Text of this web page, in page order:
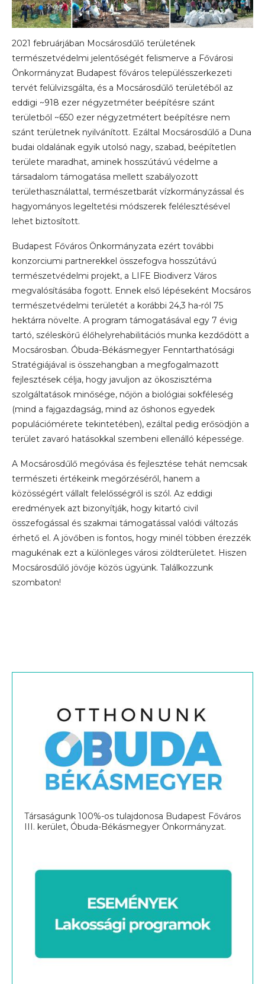
2021 februárjában Mocsárosdűlő területének
természetvédelmi jelentőségét felismerve a Fővárosi
Önkormányzat Budapest főváros településszerkezeti
tervét felülvizsgálta, és a Mocsárosdűlő területéből az
eddigi ~918 ezer négyzetméter beépítésre szánt
területből ~650 ezer négyzetmétert beépítésre nem
szánt területnek nyilvánított. Ezáltal Mocsárosdűlő a Duna
budai oldalának egyik utolsó nagy, szabad, beépítetlen
területe maradhat, aminek hosszútávú védelme a
társadalom támogatása mellett szabályozott
területhasználattal, természetbarát vízkormányzással és
hagyományos legeltetési módszerek felélesztésével
lehet biztosított.
Budapest Főváros Önkormányzata ezért további
konzorciumi partnerekkel összefogva hosszútávú
természetvédelmi projekt, a LIFE Biodiverz Város
megvalósításába fogott. Ennek első lépéseként Mocsáros
természetvédelmi területét a korábbi 24,3 ha-ról 75
hektárra növelte. A program támogatásával egy 7 évig
tartó, széleskörű élőhelyrehabilitációs munka kezdődött a
Mocsárosban. Óbuda-Békásmegyer Fenntarthatósági
Stratégiájával is összehangban a megfogalmazott
fejlesztések célja, hogy javuljon az ökoszisztéma
szolgáltatások minősége, nőjön a biológiai sokféleség
(mind a fajgazdagság, mind az őshonos egyedek
populációmérete tekintetében), ezáltal pedig erősödjön a
terület zavaró hatásokkal szembeni ellenálló képessége.
A Mocsárosdűlő megóvása és fejlesztése tehát nemcsak
természeti értékeink megőrzéséről, hanem a
közösségért vállalt felelősségről is szól. Az eddigi
eredmények azt bizonyítják, hogy kitartó civil
összefogással és szakmai támogatással valódi változás
érhető el. A jövőben is fontos, hogy minél többen érezzék
magukénak ezt a különleges városi zöldterületet. Hiszen
Mocsárosdűlő jövője közös ügyünk. Találkozzunk
szombaton!
Társaságunk 100%-os tulajdonosa Budapest Főváros
III. kerület, Óbuda-Békásmegyer Önkormányzat.